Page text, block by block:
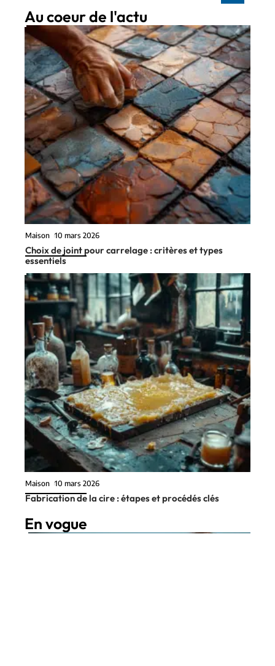
Au coeur de l'actu
Maison 10 mars 2026
Choix de joint pour carrelage : critères et types
essentiels
Maison 10 mars 2026
Fabrication de la cire : étapes et procédés clés
En vogue